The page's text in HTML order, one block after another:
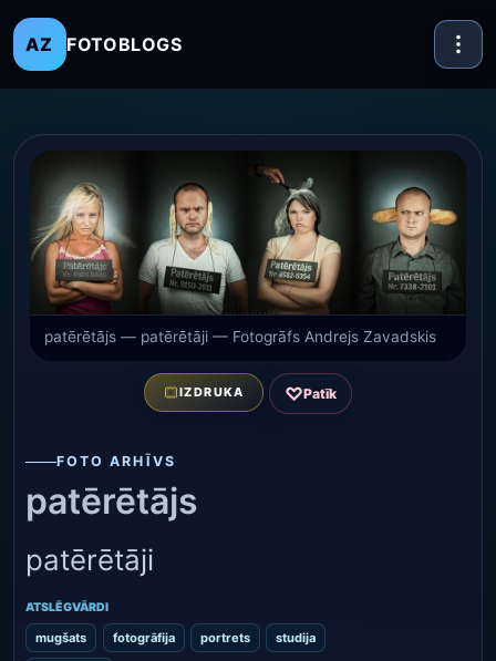
AZ FOTOBLOGS
patērētājs — patērētāji — Fotogrāfs Andrejs Zavadskis
IZDRUKA ♡Patīk
FOTO ARHĪVS
patērētājs
patērētāji
ATSLĒGVĀRDI
mugšats fotogrāfija portrets studija